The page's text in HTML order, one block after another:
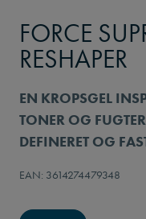
FORCE
RESHAPER
EN KROPSGEL
TONER OG
DEFINERET OG
EAN: 3614274479348